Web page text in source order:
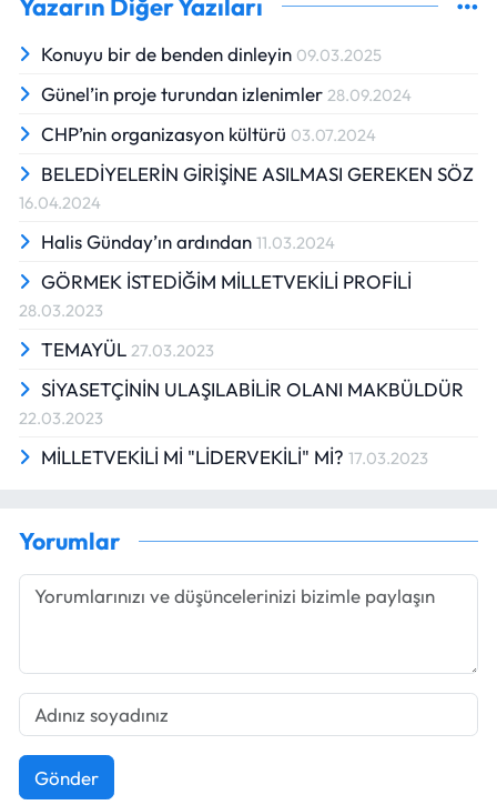
Yazarın Diğer Yazıları
Konuyu bir de benden dinleyin 09.03.2025
Günel’in proje turundan izlenimler 28.09.2024
CHP’nin organizasyon kültürü 03.07.2024
BELEDİYELERİN GİRİŞİNE ASILMASI GEREKEN SÖZ
16.04.2024
Halis Günday’ın ardından 11.03.2024
GÖRMEK İSTEDİĞİM MİLLETVEKİLİ PROFİLİ
28.03.2023
TEMAYÜL 27.03.2023
SİYASETÇİNİN ULAŞILABİLİR OLANI MAKBÜLDÜR
22.03.2023
MİLLETVEKİLİ Mİ "LİDERVEKİLİ" Mİ? 17.03.2023
Yorumlar
Gönder